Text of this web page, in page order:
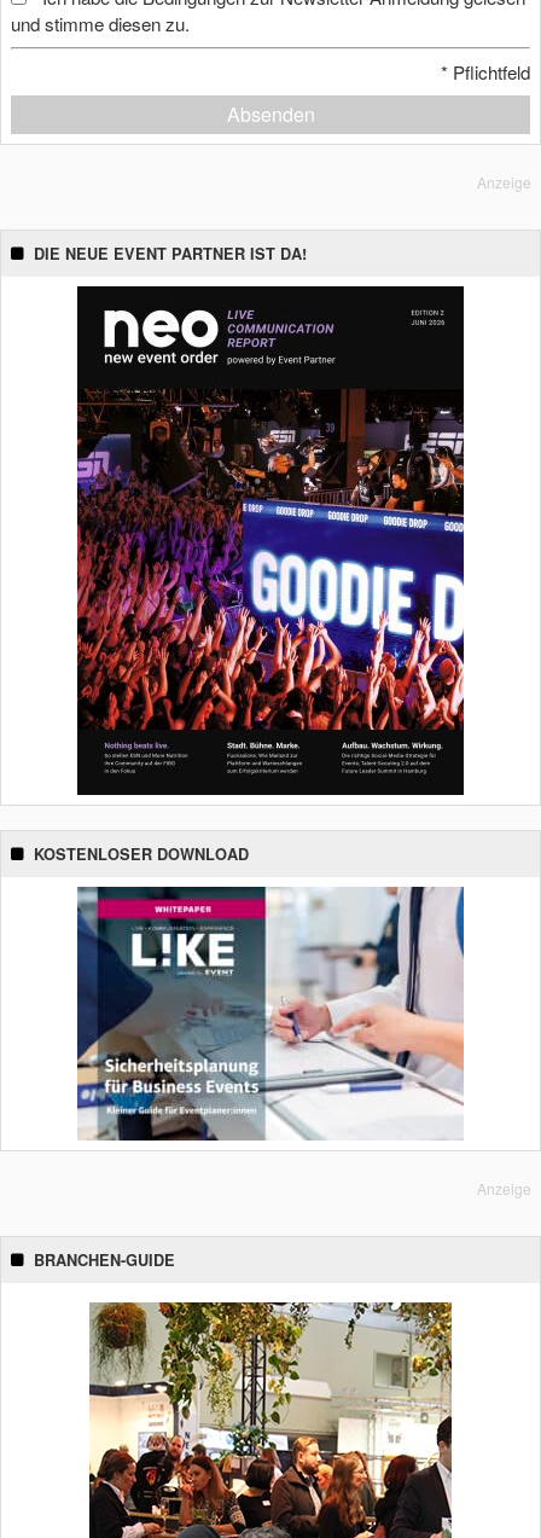
und stimme diesen zu.
* Pflichtfeld
Absenden
Anzeige
DIE NEUE EVENT PARTNER IST DA!
KOSTENLOSER DOWNLOAD
Anzeige
BRANCHEN-GUIDE